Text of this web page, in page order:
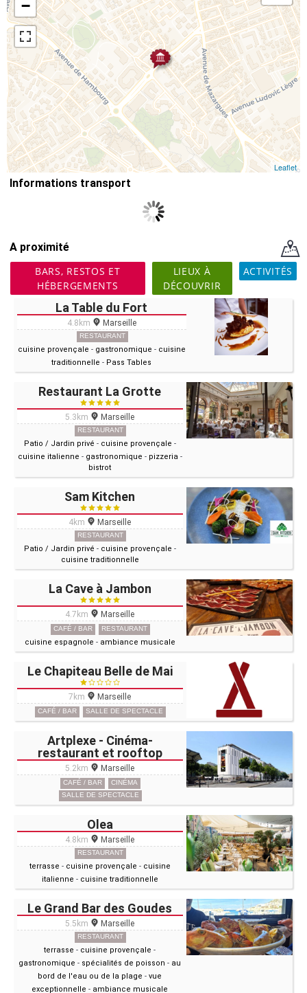
−
Leaflet
Informations transport
A proximité
BARS, RESTOS ET
HÉBERGEMENTS
LIEUX À
DÉCOUVRIR
ACTIVITÉS
La Table du Fort
4.8km Marseille
RESTAURANT
cuisine provençale - gastronomique - cuisine
traditionnelle - Pass Tables
Restaurant La Grotte
5.3km Marseille
RESTAURANT
Patio / Jardin privé - cuisine provençale -
cuisine italienne - gastronomique - pizzeria -
bistrot
Sam Kitchen
4km Marseille
RESTAURANT
Patio / Jardin privé - cuisine provençale -
cuisine traditionnelle
La Cave à Jambon
4.7km Marseille
CAFÉ / BAR RESTAURANT
cuisine espagnole - ambiance musicale
Le Chapiteau Belle de Mai
7km Marseille
CAFÉ / BAR SALLE DE SPECTACLE
Artplexe - Cinéma-
restaurant et rooftop
5.2km Marseille
CAFÉ / BAR
CINÉMA
SALLE DE SPECTACLE
Olea
4.8km Marseille
RESTAURANT
terrasse - cuisine provençale - cuisine
italienne - cuisine traditionnelle
Le Grand Bar des Goudes
5.5km Marseille
RESTAURANT
terrasse - cuisine provençale -
gastronomique - spécialités de poisson - au
bord de l'eau ou de la plage -vue
exceptionnelle - ambiance musicale